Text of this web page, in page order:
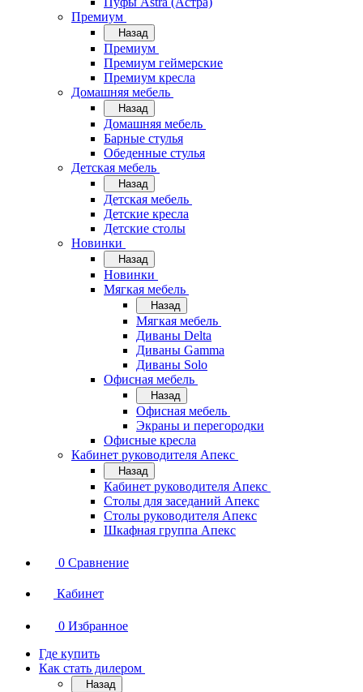
Премиум
Назад
Премиум
Премиум геймерские
Премиум кресла
Домашняя мебель
Назад
Домашняя мебель
Барные стулья
Обеденные стулья
Детская мебель
Назад
Детская мебель
Детские кресла
Детские столы
Новинки
Назад
Новинки
Мягкая мебель
Назад
Мягкая мебель
Диваны Delta
Диваны Gamma
Диваны Solo
Офисная мебель
Назад
Офисная мебель
Экраны и перегородки
Офисные кресла
Кабинет руководителя Апекс
Назад
Кабинет руководителя Апекс
Столы для заседаний Апекс
Столы руководителя Апекс
Шкафная группа Апекс
0 Сравнение
Кабинет
0 Избранное
Где купить
Как стать дилером
Назад